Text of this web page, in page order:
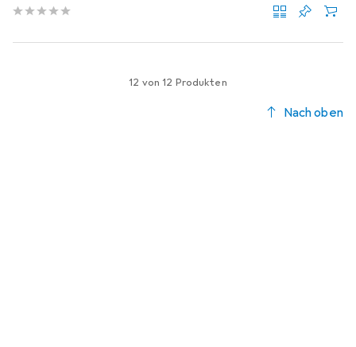
12 von 12 Produkten
Nach oben